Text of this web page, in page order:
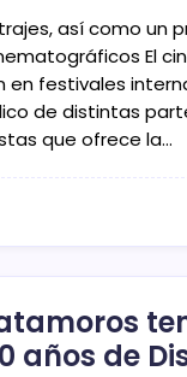
así como un
El
en festivales
de distintas
que ofrece la…
años de